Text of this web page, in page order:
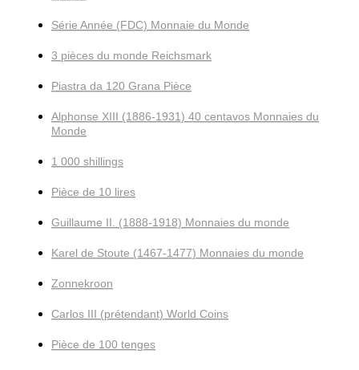
Série Année (FDC) Monnaie du Monde
3 pièces du monde Reichsmark
Piastra da 120 Grana Pièce
Alphonse XIII (1886-1931) 40 centavos Monnaies du
Monde
1 000 shillings
Pièce de 10 lires
Guillaume II. (1888-1918) Monnaies du monde
Karel de Stoute (1467-1477) Monnaies du monde
Zonnekroon
Carlos III (prétendant) World Coins
Pièce de 100 tenges